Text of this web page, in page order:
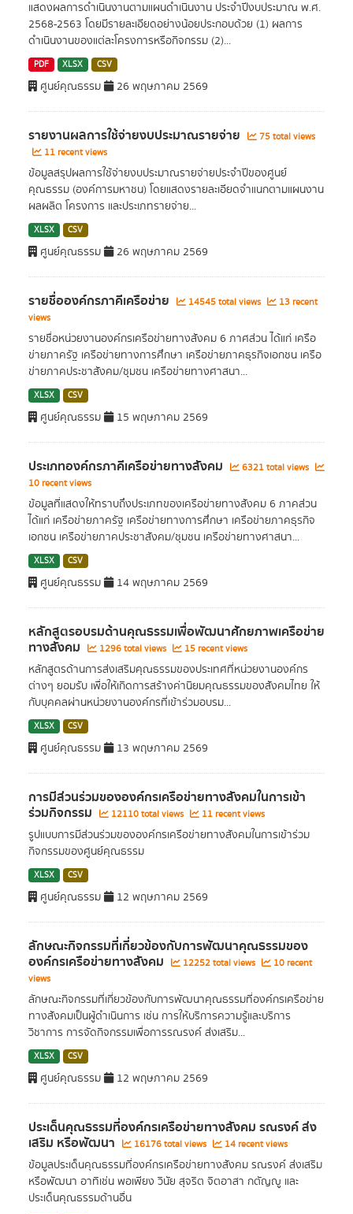
แสดงผลการดำเนินงานตามแผนดำเนินงาน ประจำปีงบประมาณ พ.ศ.
2568-2563 โดยมีรายละเอียดอย่างน้อยประกอบด้วย (1) ผลการ
ดำเนินงานของแต่ละโครงการหรือกิจกรรม (2)...
PDF XLSX CSV
ศูนย์คุณธรรม 26 พฤษภาคม 2569
รายงานผลการใช้จ่ายงบประมาณรายจ่าย
75 total views
11 recent views
ข้อมูลสรุปผลการใช้จ่ายงบประมาณรายจ่ายประจำปีของศูนย์
คุณธรรม (องค์การมหาชน) โดยแสดงรายละเอียดจำแนกตามแผนงาน
ผลผลิต โครงการ และประเภทรายจ่าย...
XLSX CSV
ศูนย์คุณธรรม 26 พฤษภาคม 2569
รายชื่อองค์กรภาคีเครือข่าย 14545 total views
13 recent
views
รายชื่อหน่วยงานองค์กรเครือข่ายทางสังคม 6 ภาศส่วน ได้แก่ เครือ
ข่ายภาครัฐ เครือข่ายทางการศึกษา เครือข่ายภาคธุรกิจเอกชน เครือ
ข่ายภาคประชาสังคม/ชุมชน เครือข่ายทางศาสนา...
XLSX CSV
ศูนย์คุณธรรม 15 พฤษภาคม 2569
ประเภทองค์กรภาคีเครือข่ายทางสังคม
6321 total views
10 recent views
ข้อมูลที่แสดงให้ทราบถึงประเภทของเครือข่ายทางสังคม 6 ภาคส่วน
ได้แก่ เครือข่ายภาครัฐ เครือข่ายทางการศึกษา เครือข่ายภาคธุรกิจ
เอกชน เครือข่ายภาคประชาสังคม/ชุมชน เครือข่ายทางศาสนา...
XLSX CSV
ศูนย์คุณธรรม 14 พฤษภาคม 2569
หลักสูตรอบรมด้านคุณธรรมเพื่อพัฒนาศักยภาพเครือข่าย
ทางสังคม 1296 total views 15 recent views
หลักสูตรด้านการส่งเสริมคุณธรรมของประเทศที่หน่วยงานองค์กร
ต่างๆ ยอมรับ เพื่อให้เกิดการสร้างค่านิยมคุณธรรมของสังคมไทย ให้
กับบุคคลผ่านหน่วยงานองค์กรที่เข้าร่วมอบรม...
XLSX CSV
ศูนย์คุณธรรม 13 พฤษภาคม 2569
การมีส่วนร่วมขององค์กรเครือข่ายทางสังคมในการเข้า
ร่วมกิจกรรม 12110 total views 11 recent views
รูปแบบการมีส่วนร่วมขององค์กรเครือข่ายทางสังคมในการเข้าร่วม
กิจกรรมของศูนย์คุณธรรม
XLSX CSV
ศูนย์คุณธรรม 12 พฤษภาคม 2569
ลักษณะกิจกรรมที่เกี่ยวข้องกับการพัฒนาคุณธรรมของ
องค์กรเครือข่ายทางสังคม 12252 total views
10 recent
views
ลักษณะกิจกรรมที่เกี่ยวข้องกับการพัฒนาคุณธรรมที่องค์กรเครือข่าย
ทางสังคมเป็นผู้ดำเนินการ เช่น การให้บริการความรู้และบริการ
วิชาการ การจัดกิจกรรมเพื่อการรณรงค์ ส่งเสริม...
XLSX CSV
ศูนย์คุณธรรม 12 พฤษภาคม 2569
ประเด็นคุณธรรมที่องค์กรเครืิอข่ายทางสังคม รณรงค์ ส่ง
เสริม หรือพัฒนา 16176 total views 14 recent views
ข้อมูลประเด็นคุณธรรมที่องค์กรเครืิอข่ายทางสังคม รณรงค์ ส่งเสริม
หรือพัฒนา อาทิเช่น พอเพียง วินัย สุจริต จิตอาสา กตัญญู และ
ประเด็นคุณธรรมด้านอื่น